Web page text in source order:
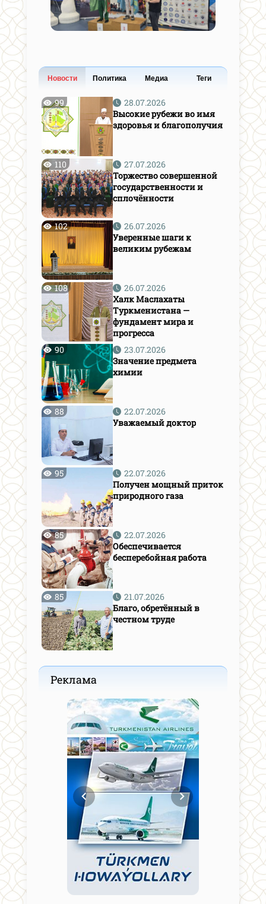
Новости Политика Медиа Теги
99
28.07.2026
Высокие рубежи во имя
здоровья и благополучия
110
27.07.2026
Торжество совершенной
государственности и
сплочённости
102
26.07.2026
Уверенные шаги к
великим рубежам
108
26.07.2026
Халк Маслахаты
Туркменистана —
фундамент мира и
прогресса
90
23.07.2026
Значение предмета
химии
88
22.07.2026
Уважаемый доктор
95
22.07.2026
Получен мощный приток
природного газа
85
22.07.2026
Обеспечивается
бесперебойная работа
85
21.07.2026
Благо, обретённый в
честном труде
Реклама